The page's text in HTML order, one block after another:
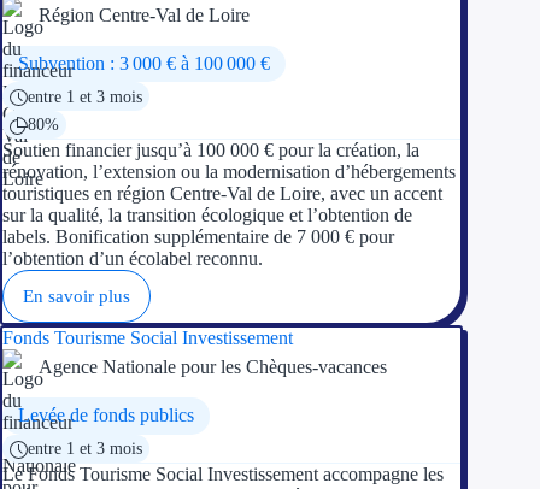
Région Centre-Val de Loire
Subvention : 3 000 € à 100 000 €
entre 1 et 3 mois
80%
Soutien financier jusqu’à 100 000 € pour la création, la
rénovation, l’extension ou la modernisation d’hébergements
touristiques en région Centre-Val de Loire, avec un accent
sur la qualité, la transition écologique et l’obtention de
labels. Bonification supplémentaire de 7 000 € pour
l’obtention d’un écolabel reconnu.
En savoir plus
Fonds Tourisme Social Investissement
Agence Nationale pour les Chèques-vacances
Levée de fonds publics
entre 1 et 3 mois
Le Fonds Tourisme Social Investissement accompagne les